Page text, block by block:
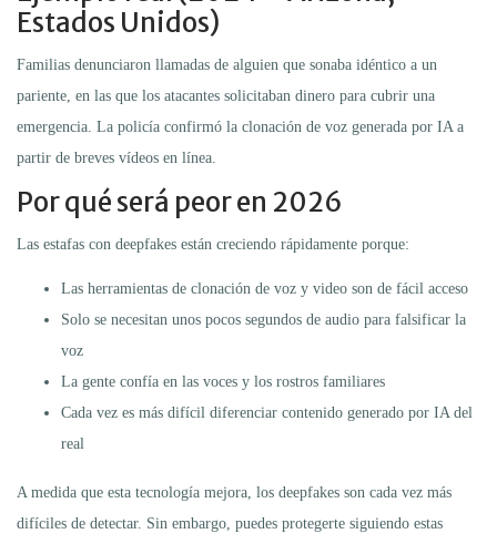
Estados Unidos)
Familias denunciaron llamadas de alguien que sonaba idéntico a un
pariente, en las que los atacantes solicitaban dinero para cubrir una
emergencia. La policía confirmó la clonación de voz generada por IA a
partir de breves vídeos en línea.
Por qué será peor en 2026
Las estafas con deepfakes están creciendo rápidamente porque:
Las herramientas de clonación de voz y video son de fácil acceso
Solo se necesitan unos pocos segundos de audio para falsificar la
voz
La gente confía en las voces y los rostros familiares
Cada vez es más difícil diferenciar contenido generado por IA del
real
A medida que esta tecnología mejora, los deepfakes son cada vez más
difíciles de detectar. Sin embargo, puedes protegerte siguiendo estas